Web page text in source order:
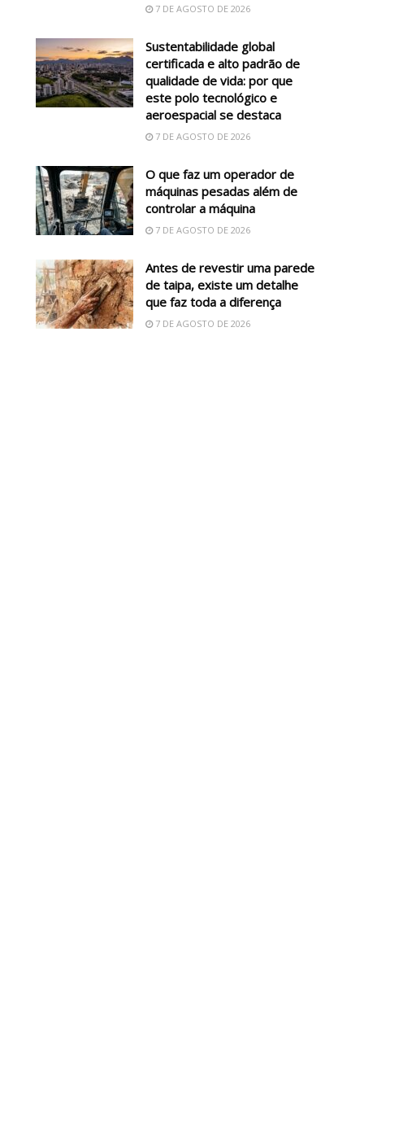
7 DE AGOSTO DE 2026
Sustentabilidade global
certificada e alto padrão de
qualidade de vida: por que
este polo tecnológico e
aeroespacial se destaca
7 DE AGOSTO DE 2026
O que faz um operador de
máquinas pesadas além de
controlar a máquina
7 DE AGOSTO DE 2026
Antes de revestir uma parede
de taipa, existe um detalhe
que faz toda a diferença
7 DE AGOSTO DE 2026